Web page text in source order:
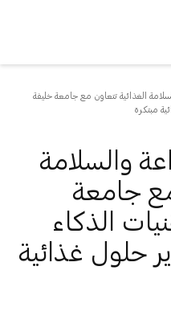
الغذائية تتعاون مع جامعة خليفة
مبتكرة
والسلامة
جامعة
الذكاء
حلول غذائية